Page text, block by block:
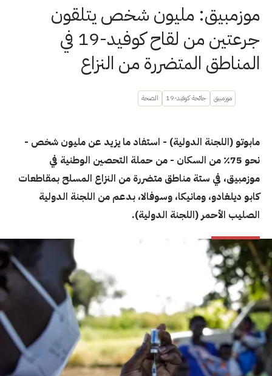
موزمبيق: مليون شخص يتلقون
جرعتين من لقاح كوفيد-19 في
المناطق المتضررة من النزاع
موزمبيق جائحة كوفيد-19 الصحة
مابوتو (اللجنة الدولية) - استفاد ما يزيد عن مليون شخص -
نحو 75٪ من السكان - من حملة التحصين الوطنية في
موزمبيق، في ستة مناطق متضررة من النزاع المسلح بمقاطعات
كابو ديلغادو، ومانيكا، وسوفالا، بدعم من اللجنة الدولية
الصليب الأحمر (اللجنة الدولية).